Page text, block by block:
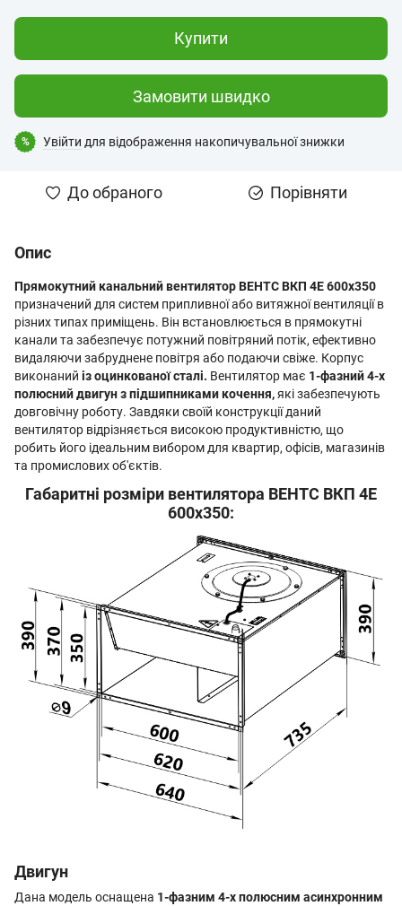
Купити
Замовити швидко
% Увійти для відображення накопичувальної знижки
До обраного Порівняти
Опис
Прямокутний канальний вентилятор ВЕНТС ВКП 4Е 600x350
призначений для систем припливної або витяжної вентиляції в
різних типах приміщень. Він встановлюється в прямокутні
канали та забезпечує потужний повітряний потік, ефективно
видаляючи забруднене повітря або подаючи свіже. Корпус
виконаний із оцинкованої сталі. Вентилятор має 1-фазний 4-х
полюсний двигун з підшипниками кочення,які забезпечують
довговічну роботу. Завдяки своїй конструкції даний
вентилятор відрізняється високою продуктивністю, що
робить його ідеальним вибором для квартир, офісів, магазинів
та промислових об'єктів.
Габаритні розміри вентилятора ВЕНТС ВКП 4Е
600x350:
Двигун
Дана модель оснащена 1-фазним 4-х полюсним асинхронним